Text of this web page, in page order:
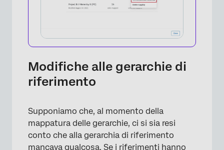
×
Modifiche alle gerarchie di
riferimento
Supponiamo che, al momento della
mappatura delle gerarchie, ci si sia resi
conto che alla gerarchia di riferimento
mancava qualcosa. Se i riferimenti hanno